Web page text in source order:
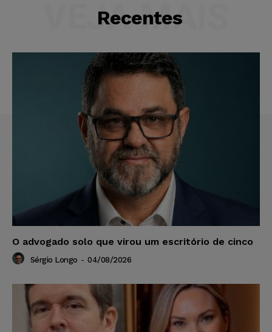
Recentes
VEJA MAIS
O advogado solo que virou um escritório de cinco
Sérgio Longo - 04/08/2026